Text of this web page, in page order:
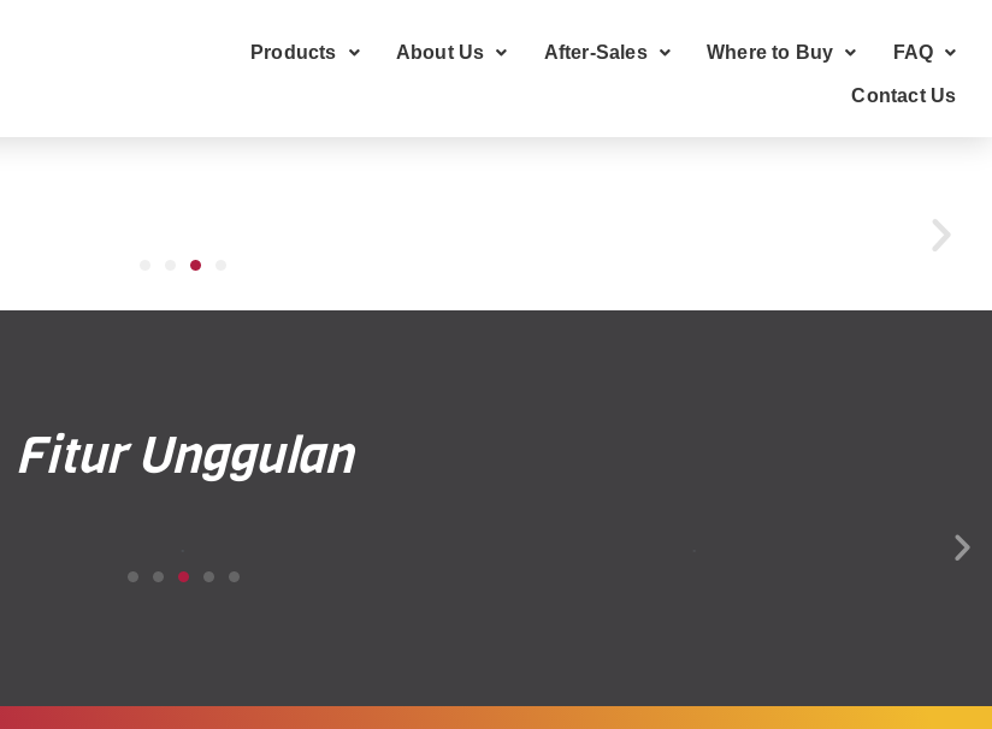
Products About Us After-Sales Where to Buy FAQ
Contact Us
Fitur Unggulan